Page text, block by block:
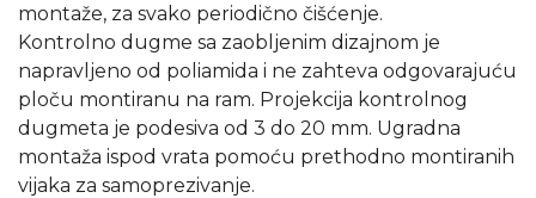
montaže, za svako periodično čišćenje.
Kontrolno dugme sa zaobljenim dizajnom je
napravljeno od poliamida i ne zahteva odgovarajuću
ploču montiranu na ram. Projekcija kontrolnog
dugmeta je podesiva od 3 do 20 mm. Ugradna
montaža ispod vrata pomoću prethodno montiranih
vijaka za samoprezivanje.